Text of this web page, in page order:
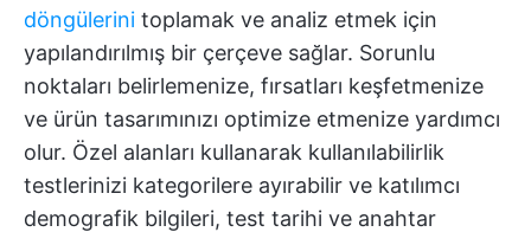
döngülerini toplamak ve analiz etmek için
yapılandırılmış bir çerçeve sağlar. Sorunlu
noktaları belirlemenize, fırsatları keşfetmenize
ve ürün tasarımınızı optimize etmenize yardımcı
olur. Özel alanları kullanarak kullanılabilirlik
testlerinizi kategorilere ayırabilir ve katılımcı
demografik bilgileri, test tarihi ve anahtar